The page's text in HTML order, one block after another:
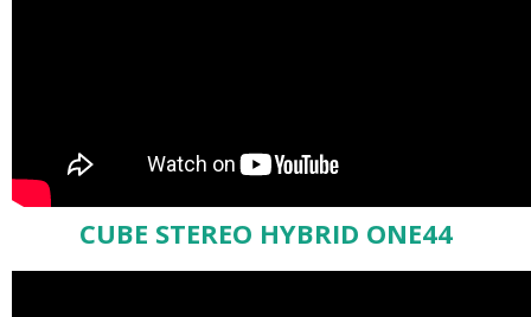
CUBE STEREO HYBRID ONE44